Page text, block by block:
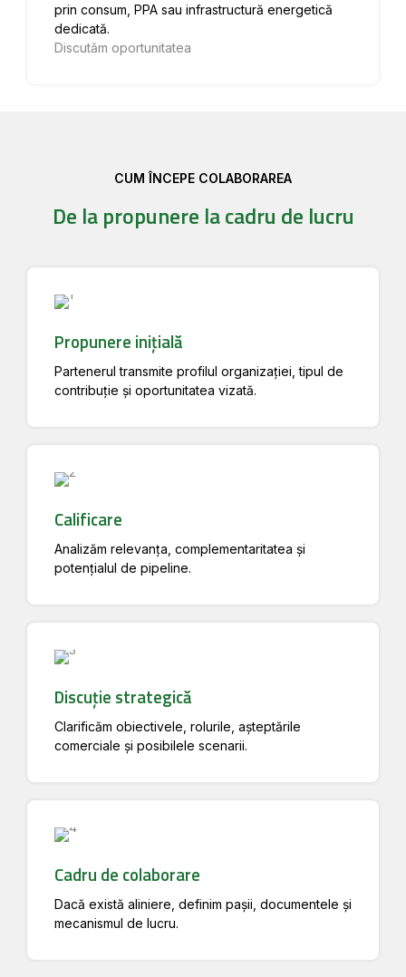
prin consum, PPA sau infrastructură energetică
dedicată.
Discutăm oportunitatea
CUM ÎNCEPE COLABORAREA
De la propunere la cadru de lucru
Propunere inițială
Partenerul transmite profilul organizației, tipul de
contribuție și oportunitatea vizată.
Calificare
Analizăm relevanța, complementaritatea și
potențialul de pipeline.
Discuție strategică
Clarificăm obiectivele, rolurile, așteptările
comerciale și posibilele scenarii.
Cadru de colaborare
Dacă există aliniere, definim pașii, documentele și
mecanismul de lucru.